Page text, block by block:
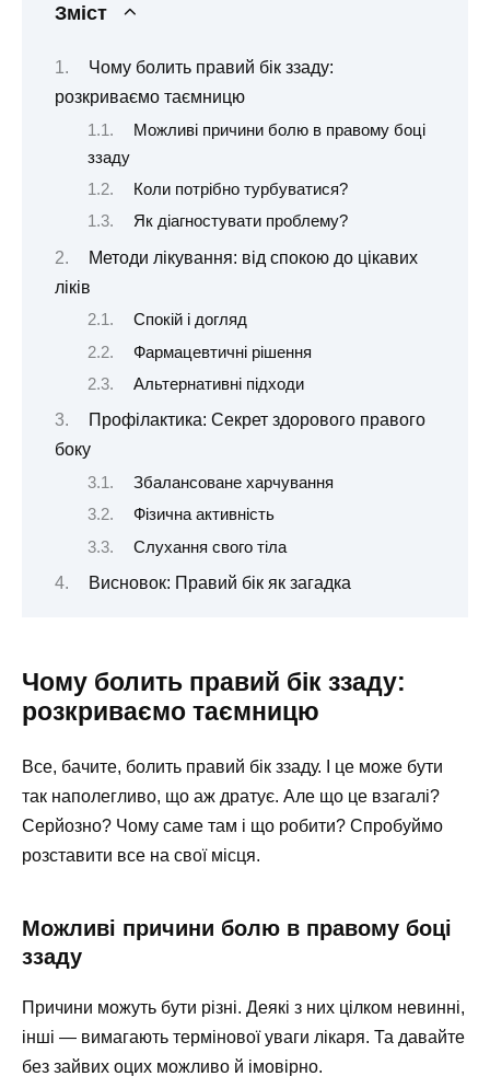
Зміст
Чому болить правий бік ззаду:
розкриваємо таємницю
Можливі причини болю в правому боці
ззаду
Коли потрібно турбуватися?
Як діагностувати проблему?
Методи лікування: від спокою до цікавих
ліків
Спокій і догляд
Фармацевтичні рішення
Альтернативні підходи
Профілактика: Секрет здорового правого
боку
Збалансоване харчування
Фізична активність
Слухання свого тіла
Висновок: Правий бік як загадка
Чому болить правий бік ззаду:
розкриваємо таємницю
Все, бачите, болить правий бік ззаду. І це може бути
так наполегливо, що аж дратує. Але що це взагалі?
Серйозно? Чому саме там і що робити? Спробуймо
розставити все на свої місця.
Можливі причини болю в правому боці
ззаду
Причини можуть бути різні. Деякі з них цілком невинні,
інші — вимагають термінової уваги лікаря. Та давайте
без зайвих оцих можливо й імовірно.